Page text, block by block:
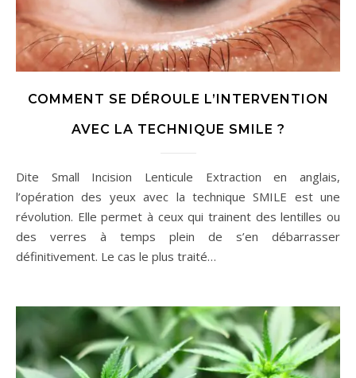
COMMENT SE DÉROULE L’INTERVENTION
AVEC LA TECHNIQUE SMILE ?
Dite Small Incision Lenticule Extraction en anglais,
l’opération des yeux avec la technique SMILE est une
révolution. Elle permet à ceux qui trainent des lentilles ou
des verres à temps plein de s’en débarrasser
définitivement. Le cas le plus traité…